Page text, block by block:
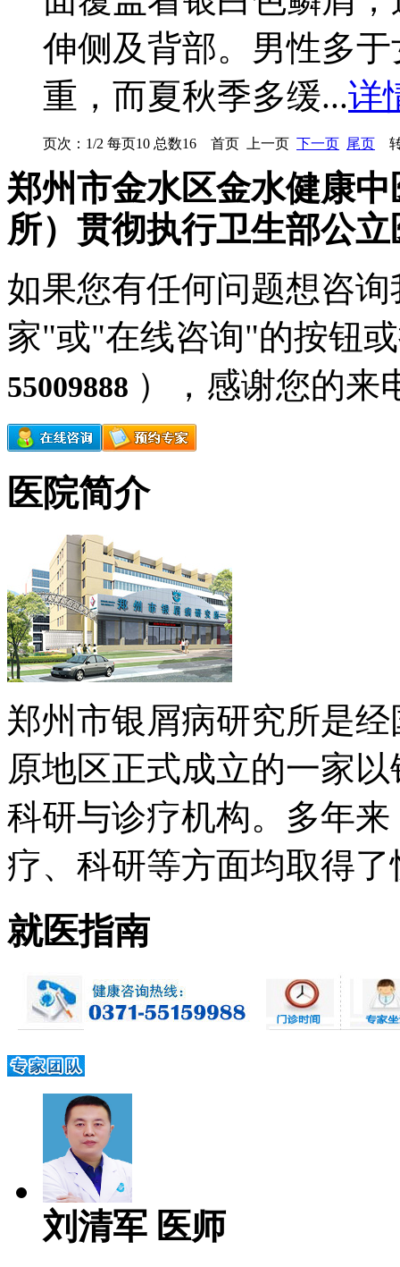
伸侧及背部。男性多
重，而夏秋季多缓...详
页次：1/2 每页10 总数16 首页 上一页 下一页 尾页
郑州市金水区金水健康
所）贯彻执行卫生部公
如果您有任何问题想咨
家"或"在线咨询"的按钮
55009888 ），感谢您的来
医院简介
郑州市银屑病研究所是
原地区正式成立的一家
科研与诊疗机构。多年
疗、科研等方面均取得了
就医指南
刘清军 医师